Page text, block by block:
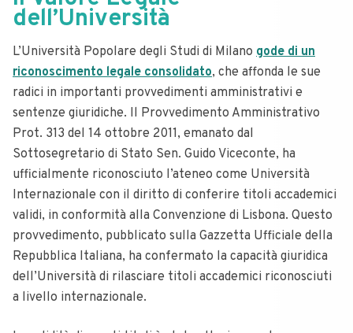
dell’Università
L’Università Popolare degli Studi di Milano gode di un
riconoscimento legale consolidato, che affonda le sue
radici in importanti provvedimenti amministrativi e
sentenze giuridiche. Il Provvedimento Amministrativo
Prot. 313 del 14 ottobre 2011, emanato dal
Sottosegretario di Stato Sen. Guido Viceconte, ha
ufficialmente riconosciuto l’ateneo come Università
Internazionale con il diritto di conferire titoli accademici
validi, in conformità alla Convenzione di Lisbona. Questo
provvedimento, pubblicato sulla Gazzetta Ufficiale della
Repubblica Italiana, ha confermato la capacità giuridica
dell’Università di rilasciare titoli accademici riconosciuti
a livello internazionale.